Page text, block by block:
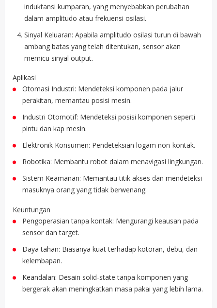
induktansi kumparan, yang menyebabkan perubahan
dalam amplitudo atau frekuensi osilasi.
Sinyal Keluaran: Apabila amplitudo osilasi turun di bawah
ambang batas yang telah ditentukan, sensor akan
memicu sinyal output.
Aplikasi
Otomasi Industri: Mendeteksi komponen pada jalur
perakitan, memantau posisi mesin.
Industri Otomotif: Mendeteksi posisi komponen seperti
pintu dan kap mesin.
Elektronik Konsumen: Pendeteksian logam non-kontak.
Robotika: Membantu robot dalam menavigasi lingkungan.
Sistem Keamanan: Memantau titik akses dan mendeteksi
masuknya orang yang tidak berwenang.
Keuntungan
Pengoperasian tanpa kontak: Mengurangi keausan pada
sensor dan target.
Daya tahan: Biasanya kuat terhadap kotoran, debu, dan
kelembapan.
Keandalan: Desain solid-state tanpa komponen yang
bergerak akan meningkatkan masa pakai yang lebih lama.